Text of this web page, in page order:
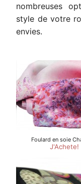
nombreuses
style de votre
envies.